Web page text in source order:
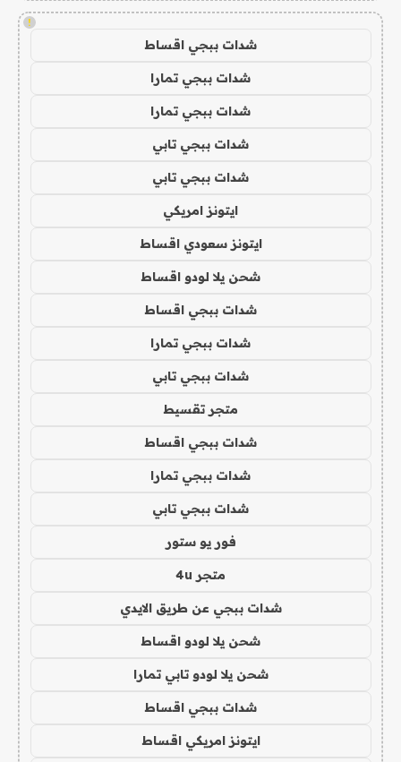
!
شدات ببجي اقساط
شدات ببجي تمارا
شدات ببجي تمارا
شدات ببجي تابي
شدات ببجي تابي
ايتونز امريكي
ايتونز سعودي اقساط
شحن يلا لودو اقساط
شدات ببجي اقساط
شدات ببجي تمارا
شدات ببجي تابي
متجر تقسيط
شدات ببجي اقساط
شدات ببجي تمارا
شدات ببجي تابي
فور يو ستور
متجر 4u
شدات ببجي عن طريق الايدي
شحن يلا لودو اقساط
شحن يلا لودو تابي تمارا
شدات ببجي اقساط
ايتونز امريكي اقساط